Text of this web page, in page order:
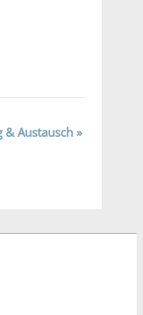
& Austausch »